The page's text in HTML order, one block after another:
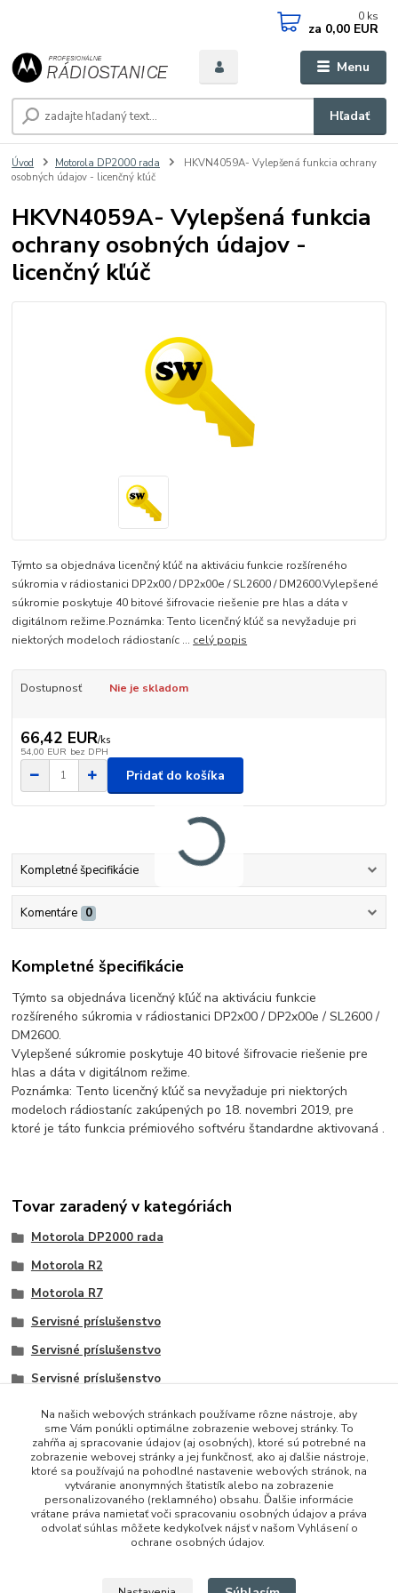
Menu
Hľadať
0 ks
za 0,00 EUR
Úvod Motorola DP2000 rada
HKVN4059A- Vylepšená funkcia ochrany
osobných údajov - licenčný kľúč
HKVN4059A- Vylepšená funkcia
ochrany osobných údajov -
licenčný kľúč
Týmto sa objednáva licenčný kľúč na aktiváciu funkcie rozšíreného
súkromia v rádiostanici DP2x00 / DP2x00e / SL2600 / DM2600.Vylepšené
súkromie poskytuje 40 bitové šifrovacie riešenie pre hlas a dáta v
digitálnom režime.Poznámka: Tento licenčný kľúč sa nevyžaduje pri
niektorých modeloch rádiostaníc ... celý popis
Dostupnosť Nie je skladom
66,42 EUR/ks
54,00 EUR bez DPH
Pridať do košíka
Kompletné špecifikácie
Komentáre 0
Kompletné špecifikácie
Týmto sa objednáva licenčný kľúč na aktiváciu funkcie
rozšíreného súkromia v rádiostanici DP2x00 / DP2x00e / SL2600 /
DM2600.
Vylepšené súkromie poskytuje 40 bitové šifrovacie riešenie pre
hlas a dáta v digitálnom režime.
Poznámka: Tento licenčný kľúč sa nevyžaduje pri niektorých
modeloch rádiostaníc zakúpených po 18. novembri 2019, pre
ktoré je táto funkcia prémiového softvéru štandardne aktivovaná .
Tovar zaradený v kategóriách
Motorola DP2000 rada
Motorola R2
Motorola R7
Servisné príslušenstvo
Servisné príslušenstvo
Servisné príslušenstvo
+421 948 229 224
Na našich webových stránkach používame rôzne nástroje, aby
sme Vám ponúkli optimálne zobrazenie webovej stránky. To
zahŕňa aj spracovanie údajov (aj osobných), ktoré sú potrebné na
zobrazenie webovej stránky a jej funkčnosť, ako aj ďalšie nástroje,
ktoré sa používajú na pohodlné nastavenie webových stránok, na
vytváranie anonymných štatistík alebo na zobrazenie
personalizovaného (reklamného) obsahu. Ďalšie informácie
vrátane práva namietať voči spracovaniu osobných údajov a práva
odvolať súhlas môžete kedykoľvek nájsť v našom Vyhlásení o
ochrane osobných údajov.